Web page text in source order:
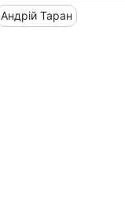
Андрій Таран